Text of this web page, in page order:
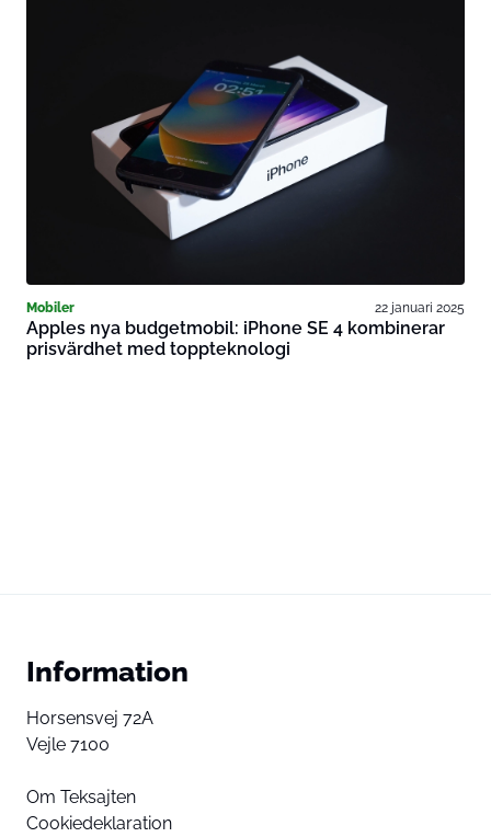
Mobiler 22 januari 2025
Apples nya budgetmobil: iPhone SE 4 kombinerar
prisvärdhet med toppteknologi
Information
Horsensvej 72A
Vejle 7100
Om Teksajten
Cookiedeklaration